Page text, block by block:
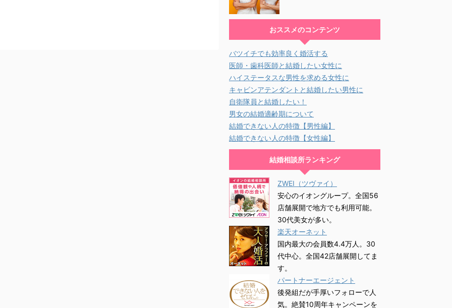
おススメのコンテンツ
バツイチでも効率良く婚活する
医師・歯科医師と結婚したい女性に
ハイステータスな男性を求める女性に
キャビンアテンダントと結婚したい男性に
自衛隊員と結婚したい！
男女の結婚適齢期について
結婚できない人の特徴【男性編】
結婚できない人の特徴【女性編】
結婚相談所ランキング
ZWEI（ツヴァイ）
安心のイオングループ。全国56
店舗展開で地方でも利用可能。
30代美女が多い。
楽天オーネット
国内最大の会員数4.4万人。30
代中心。全国42店舗展開してま
す。
パートナーエージェント
後発組だが手厚いフォローで人
気。絶賛10周年キャンペーンを